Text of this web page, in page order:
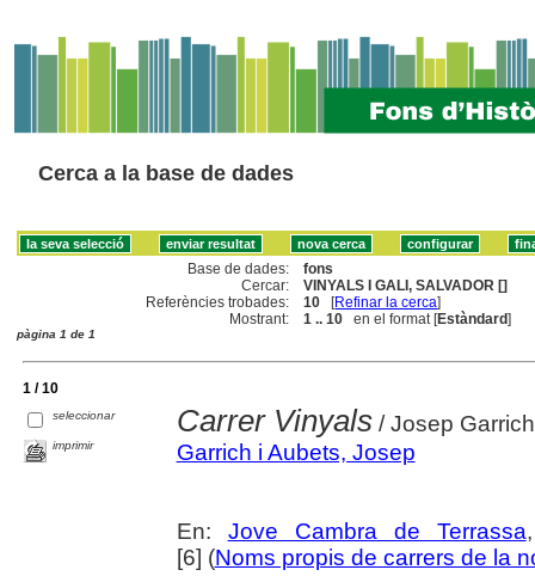
Cerca a la base de dades
Base de dades:
fons
Cercar:
VINYALS I GALI, SALVADOR []
Referències trobades:
10 [Refinar la cerca]
Mostrant:
1 .. 10 en el format [Estàndard]
pàgina 1 de 1
1 / 10
seleccionar
imprimir
Carrer Vinyals/ Josep Garrich
Garrich i Aubets, Josep
En: Jove Cambra de Terrassa
[6] (Noms propis de carrers de la